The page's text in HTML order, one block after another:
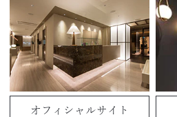
オフィシャルサイト